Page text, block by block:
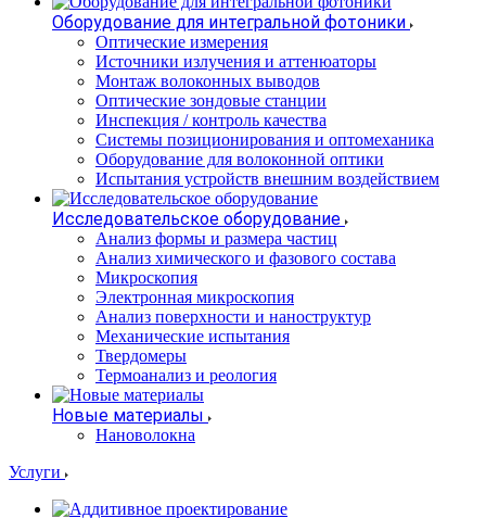
Оборудование для интегральной фотоники
Оптические измерения
Источники излучения и аттенюаторы
Монтаж волоконных выводов
Оптические зондовые станции
Инспекция / контроль качества
Системы позиционирования и оптомеханика
Оборудование для волоконной оптики
Испытания устройств внешним воздействием
Исследовательское оборудование
Анализ формы и размера частиц
Анализ химического и фазового состава
Микроскопия
Электронная микроскопия
Анализ поверхности и наноструктур
Механические испытания
Твердомеры
Термоанализ и реология
Новые материалы
Нановолокна
Услуги